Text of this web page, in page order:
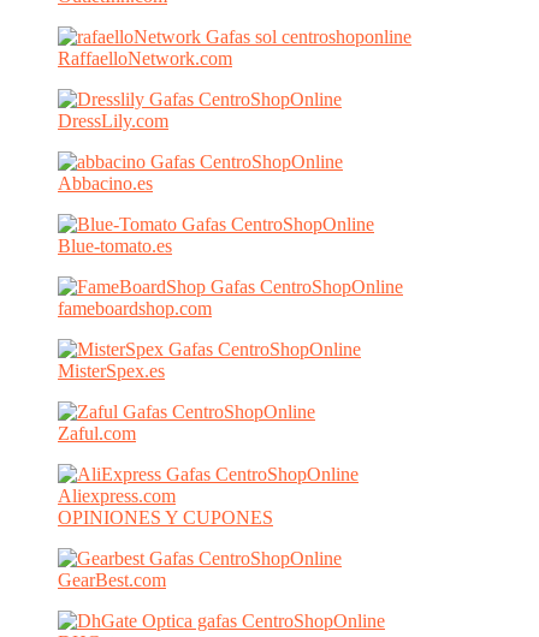
RaffaelloNetwork.com
DressLily.com
Abbacino.es
Blue-tomato.es
fameboardshop.com
MisterSpex.es
Zaful.com
Aliexpress.com
OPINIONES Y CUPONES
GearBest.com